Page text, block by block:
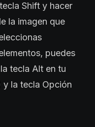
Shift y hacer
la imagen que
puedes
tecla Alt en tu
la tecla Opción